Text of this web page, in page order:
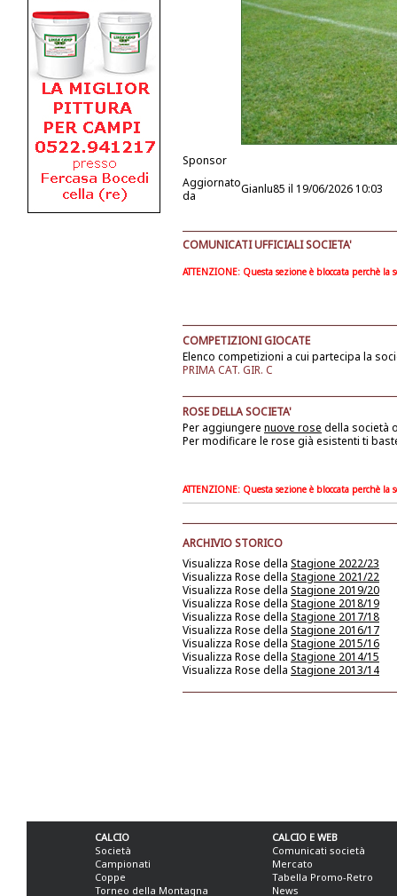
Sponsor
Aggiornato
da
Gianlu85 il 19/06/2026 10:03
COMUNICATI UFFICIALI SOCIETA'
ATTENZIONE: Questa sezione è bloccata perchè
COMPETIZIONI GIOCATE
Elenco competizioni a cui partecipa la
PRIMA CAT. GIR. C
ROSE DELLA SOCIETA'
Per aggiungere nuove rose della società
Per modificare le rose già esistenti ti
ATTENZIONE: Questa sezione è bloccata perchè
ARCHIVIO STORICO
Visualizza Rose della Stagione 2022/23
Visualizza Rose della Stagione 2021/22
Visualizza Rose della Stagione 2019/20
Visualizza Rose della Stagione 2018/19
Visualizza Rose della Stagione 2017/18
Visualizza Rose della Stagione 2016/17
Visualizza Rose della Stagione 2015/16
Visualizza Rose della Stagione 2014/15
Visualizza Rose della Stagione 2013/14
CALCIO
Società
Campionati
Coppe
Torneo della Montagna
CALCIO E WEB
Comunicati società
Mercato
Tabella Promo-Retro
News